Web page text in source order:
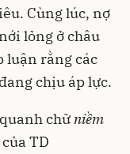
Cùng lúc, nợ
lỏng ở châu
luận rằng các
chịu áp lực.
chữniềm
TD